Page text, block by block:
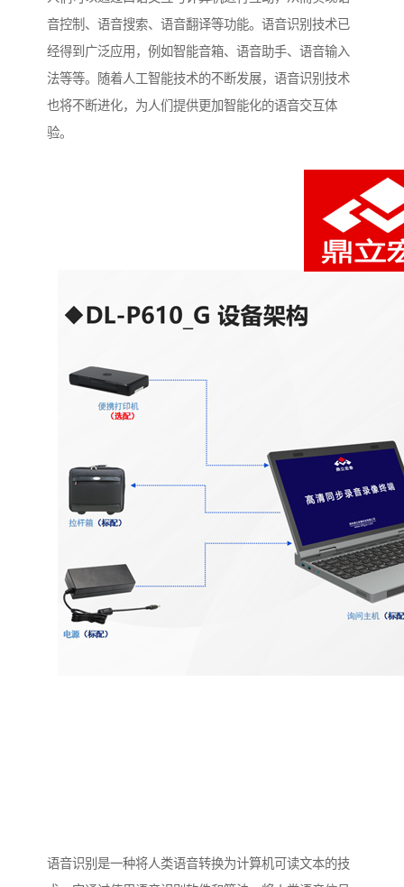
音控制、语音搜索、语音翻译等功能。语音识别技术已
经得到广泛应用，例如智能音箱、语音助手、语音输入
法等等。随着人工智能技术的不断发展，语音识别技术
也将不断进化，为人们提供更加智能化的语音交互体
验。
语音识别是一种将人类语音转换为计算机可读文本的技